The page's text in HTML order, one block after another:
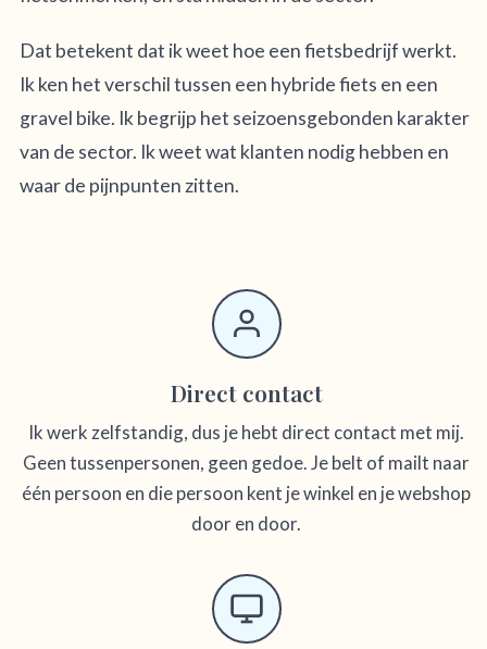
Dat betekent dat ik weet hoe een fietsbedrijf werkt.
Ik ken het verschil tussen een hybride fiets en een
gravel bike. Ik begrijp het seizoensgebonden karakter
van de sector. Ik weet wat klanten nodig hebben en
waar de pijnpunten zitten.
Direct contact
Ik werk zelfstandig, dus je hebt direct contact met mij.
Geen tussenpersonen, geen gedoe. Je belt of mailt naar
één persoon en die persoon kent je winkel en je webshop
door en door.